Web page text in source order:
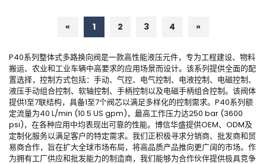
« 1 2 3 4 »
P40系列整体式多路换向阀是一款高性能液压元件，专为工程建设、物料
搬运、农业和工业车辆中高要求的应用场景而设计。该系列提供全面的配
置选择，控制方式包括：手动、气控、电气控制、电液控制、电磁控制、
液压手动组合控制、软轴控制、手柄控制以及电磁手柄组合控制。该阀体
提供1至7联结构，具备1至7个阀芯以满足多样化的控制需求。P40系列额
定流量为40 L/min (10.5 US gpm)，最高工作压力达250 bar (3600
psi)，在各种应用中均表现出可靠的性能。博信华盛提供OEM、ODM及
定制化服务以满足客户的特定需求。我们正积极寻求分销商、批发商和贸
易商合作，旨在扩大全球市场布局，将高品质产品推向更广阔的市场。作
为拥有工厂供应和批发能力的制造商，我们能够为合作伙伴提供极具竞争